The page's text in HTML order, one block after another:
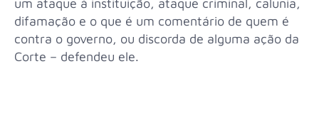
um ataque à instituição, ataque criminal, calunia,
difamação e o que é um comentário de quem é
contra o governo, ou discorda de alguma ação da
Corte – defendeu ele.